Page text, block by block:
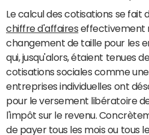
Le calcul des cotisations se fait
chiffre d'affaires effectivement
changement de taille pour les
qui, jusqu'alors, étaient tenues
cotisations sociales comme
entreprises individuelles ont
pour le versement libératoire
l'impôt sur le revenu.
de payer tous les mois ou tous